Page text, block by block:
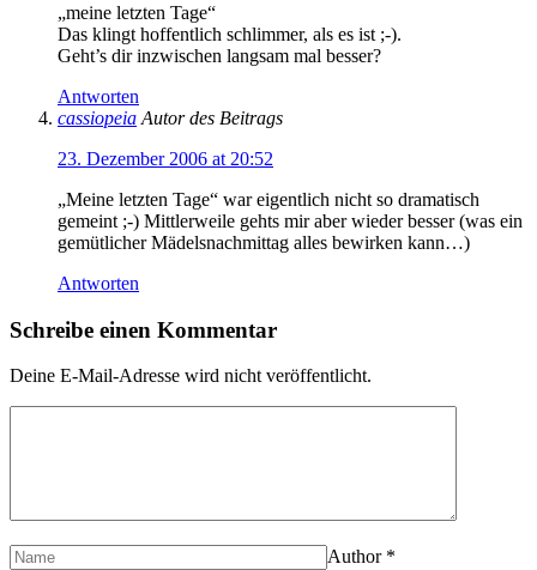
„meine letzten Tage“
Das klingt hoffentlich schlimmer, als es ist ;-).
Geht’s dir inzwischen langsam mal besser?
Antworten
cassiopeia Autor des Beitrags
23. Dezember 2006 at 20:52
„Meine letzten Tage“ war eigentlich nicht so dramatisch
gemeint ;-) Mittlerweile gehts mir aber wieder besser (was ein
gemütlicher Mädelsnachmittag alles bewirken kann…)
Antworten
Schreibe einen Kommentar
Deine E-Mail-Adresse wird nicht veröffentlicht.
Author *